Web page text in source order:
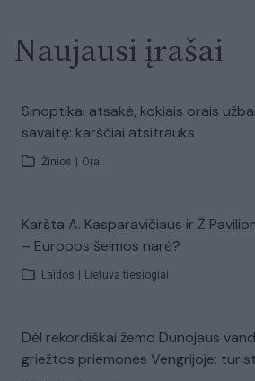
Naujausi įrašai
Sinoptikai atsakė, kokiais orais
savaitę: karščiai atsitrauks
Žinios Orai
Karšta A. Kasparavičiaus ir Ž
– Europos šeimos narė?
Laidos Lietuva tiesiogiai
Dėl rekordiškai žemo Dunojaus
griežtos priemonės Vengrijoje: